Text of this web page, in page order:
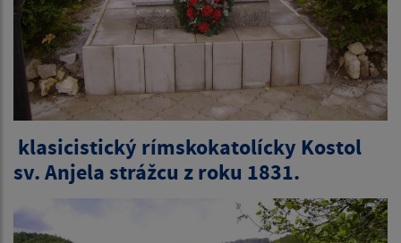
klasicistický rímskokatolícky Kostol
sv. Anjela strážcu z roku 1831.